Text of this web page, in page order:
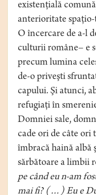
existenţială
anterioritate
O încercare de a-l
culturii române– e
precum lumina
de-o priveşti
capului. Şi atunci,
refugiaţi în
Domniei sale,
cade ori de câte
îmbracă haină albă
sărbătoare a limbii
pe când eu n-am
mai fi? (…) Eu e